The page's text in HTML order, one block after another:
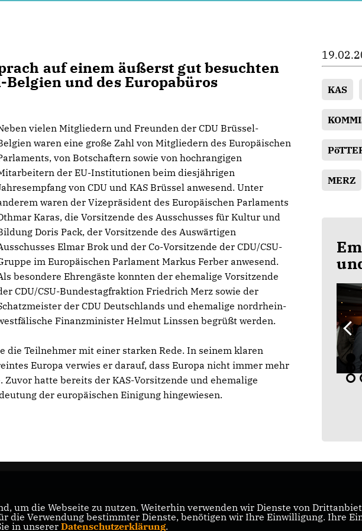
auf einem äußerst gut besuchten
Belgien und des Europabüros
vielen Mitgliedern und Freunden der CDU Brüssel-
waren eine große Zahl von Mitgliedern des Europäischen
von Botschaftern sowie von hochrangigen
der EU-Institutionen beim diesjährigen
von CDU und KAS Brüssel anwesend. Unter
waren der Vizepräsident des Europäischen Parlaments
Karas, die Vorsitzende des Ausschusses für Kultur und
Doris Pack, der Vorsitzende des Auswärtigen
Elmar Brok und der Co-Vorsitzende der CDU/CSU-
im Europäischen Parlament Markus Ferber anwesend.
besondere Ehrengäste konnten der ehemalige Vorsitzende
CDU/CSU-Bundestagfraktion Friedrich Merz sowie der
der CDU Deutschlands und ehemalige nordrhein-
Finanzminister Helmut Linssen begrüßt werden.
die Teilnehmer mit einer starken Rede. In seinem klaren
Europa verwies er darauf, dass Europa nicht immer mehr
hatte bereits der KAS-Vorsitzende und ehemalige
der europäischen Einigung hingewiesen.
KAS
MERZ
um die Webseite zu nutzen. Weiterhin verwenden wir Dienste von
die Verwendung bestimmter Dienste, benötigen wir Ihre Einwilligung. Ihre
in unserer Datenschutzerklärung.